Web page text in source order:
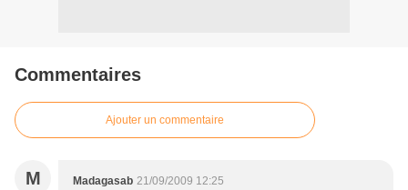
Commentaires
Ajouter un commentaire
M Madagasab 21/09/2009 12:25